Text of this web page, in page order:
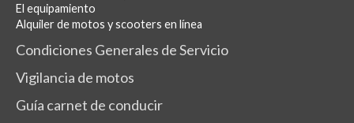
El equipamiento
Alquiler de motos y scooters en línea
Condiciones Generales de Servicio
Vigilancia de motos
Guía carnet de conducir